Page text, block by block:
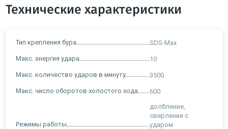
Технические характеристики
Тип крепления бура SDS-Max
Макс. энергия удара 10
Макс. количество ударов в минуту 3500
Макс. число оборотов холостого хода 600
Режимы работы
долбление,
сверление с
ударом